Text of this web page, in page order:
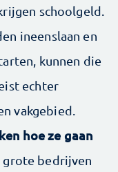
schoolgeld.
ineenslaan en
kunnen die
echter
vakgebied.
hoe ze gaan
grote bedrijven